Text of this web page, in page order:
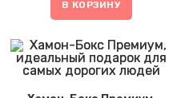
В КОРЗИНУ